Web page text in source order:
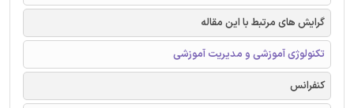
گرایش های مرتبط با این مقاله
تکنولوژی آموزشی و مدیریت آموزشی
کنفرانس